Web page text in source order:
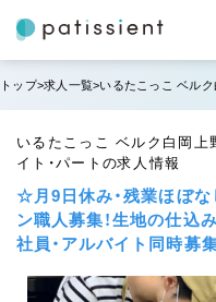
トップ 求人一覧 いるたこっこ ベル
いるたこっこ ベルク白岡上
イト・パートの求人情報
☆月9日休み・残業ほぼ
ン職人募集！生地の仕込
社員・アルバイト同時募